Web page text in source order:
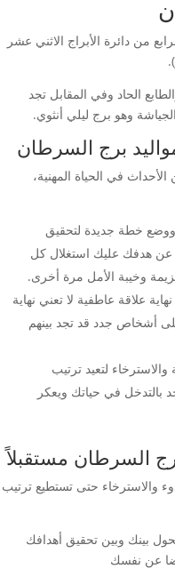
من دائرة الأبراج الاثني عشر
الحاد وفي المقابل تجد
وهو برج ليلي أنثوي.
برج السرطان
في الحياة المهنية،
ووضع خطة جديدة لتحقيق
عن هدفك عليك استغلال كل
وخيبة الأمل مرة أخرى.
علاقة عاطفية لا تعني نهاية
على أشخاص جدد قد تجد بينهم
لتعيد ترتيب
بالتدخل في حياتك ويعكر
السرطان مستقبلاً
والاسترخاء حتى تستطيع ترتيب
بينك وبين تحقيق أهدافك
عن نفسك